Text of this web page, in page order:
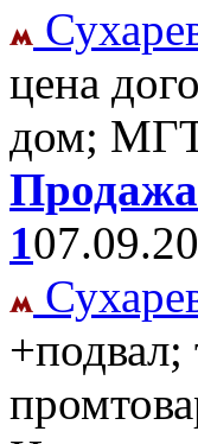
цена
дом;
Продажа
1